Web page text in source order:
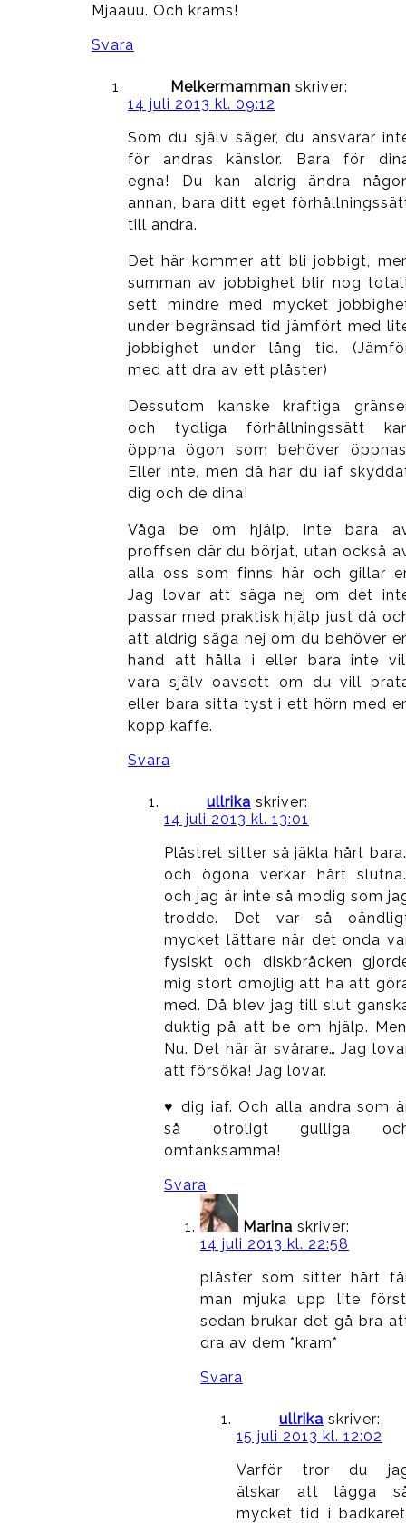
Mjaauu. Och krams!
Svara
Melkermamman skriver:
14 juli 2013 kl. 09:12
Som du själv säger, du ansvarar
för andras känslor. Bara för
egna! Du kan aldrig ändra
annan, bara ditt eget
till andra.
Det här kommer att bli jobbigt,
summan av jobbighet blir nog
sett mindre med mycket
under begränsad tid jämfört med
jobbighet under lång tid.
med att dra av ett plåster)
Dessutom kanske kraftiga
och tydliga förhållningssätt
öppna ögon som behöver
Eller inte, men då har du iaf
dig och de dina!
Våga be om hjälp, inte bara
proffsen där du börjat, utan också
alla oss som finns här och gillar
Jag lovar att säga nej om det
passar med praktisk hjälp just då
att aldrig säga nej om du behöver
hand att hålla i eller bara inte
vara själv oavsett om du vill
eller bara sitta tyst i ett hörn med
kopp kaffe.
Svara
ullrika skriver:
14 juli 2013 kl. 13:01
Plåstret sitter så jäkla hårt
och ögona verkar hårt
och jag är inte så modig som
trodde. Det var så
mycket lättare när det onda
fysiskt och diskbråcken
mig stört omöjlig att ha att
med. Då blev jag till slut
duktig på att be om hjälp.
Nu. Det här är svårare… Jag
att försöka! Jag lovar.
♥ dig iaf. Och alla andra som
så otroligt gulliga
omtänksamma!
Svara
Marina skriver:
14 juli 2013 kl. 22:58
plåster som sitter hårt
man mjuka upp lite
sedan brukar det gå bra
dra av dem *kram*
Svara
ullrika skriver:
15 juli 2013 kl. 12:02
Varför tror du
älskar att lägga
mycket tid i